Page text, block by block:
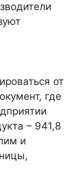
от
где
– 941,8
и